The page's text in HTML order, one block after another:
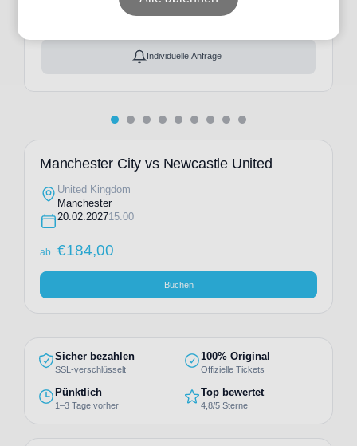
Ticket(s) + Hotel
Individuelle Anfrage
Manchester City vs Newcastle United
United Kingdom
Manchester
20.02.202715:00
ab €184,00
Buchen
Sicher bezahlen
SSL-verschlüsselt
100% Original
Offizielle Tickets
Pünktlich
1–3 Tage vorher
Top bewertet
4,8/5 Sterne